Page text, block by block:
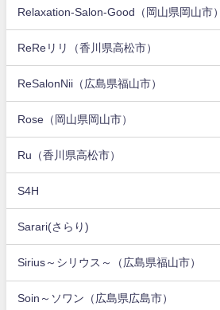
Relaxation-Salon-Good（岡山県岡山市）
ReReリリ（香川県高松市）
ReSalonNii（広島県福山市）
Rose（岡山県岡山市）
Ru（香川県高松市）
S4H
Sarari(さらり)
Sirius～シリウス～（広島県福山市）
Soin～ソワン（広島県広島市）